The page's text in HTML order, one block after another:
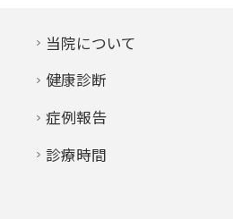
当院について
健康診断
症例報告
診療時間